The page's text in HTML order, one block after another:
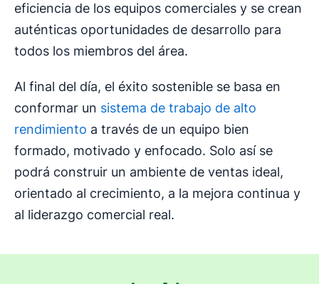
eficiencia de los equipos comerciales y se crean
auténticas oportunidades de desarrollo para
todos los miembros del área.
Al final del día, el éxito sostenible se basa en
conformar un sistema de trabajo de alto
rendimiento a través de un equipo bien
formado, motivado y enfocado. Solo así se
podrá construir un ambiente de ventas ideal,
orientado al crecimiento, a la mejora continua y
al liderazgo comercial real.